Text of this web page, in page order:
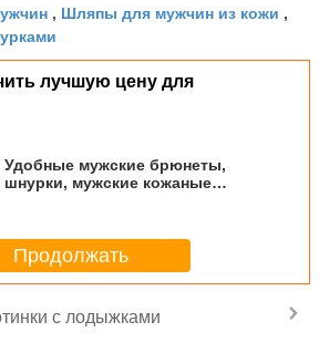
, Шляпы для мужчин из кожи ,
лучшую цену для
Удобные мужские брюнеты,
шнурки, мужские кожаные
Продолжать
с лодыжками